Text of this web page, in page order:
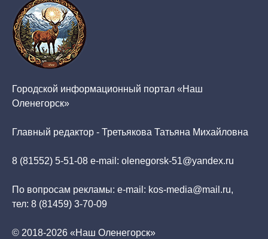
Городской информационный портал «Наш
Оленегорск»
Главный редактор - Третьякова Татьяна Михайловна
8 (81552) 5-51-08 e-mail: olenegorsk-51@yandex.ru
По вопросам рекламы: e-mail: kos-media@mail.ru,
тел: 8 (81459) 3-70-09
© 2018-2026 «Наш Оленегорск»